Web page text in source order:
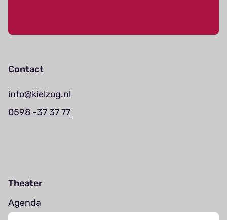
Contact
info@kielzog.nl
0598 -37 37 77
Theater
Agenda